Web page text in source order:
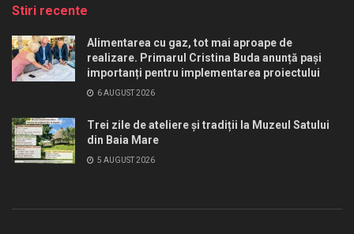
Stiri recente
Alimentarea cu gaz, tot mai aproape de
realizare. Primarul Cristina Buda anunță pași
importanți pentru implementarea proiectului
6 AUGUST 2026
Trei zile de ateliere și tradiții la Muzeul Satului
din Baia Mare
5 AUGUST 2026